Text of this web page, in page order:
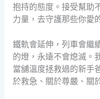
抱持的態度。接受幫助
力量，去守護那些你愛
鐵軌會延伸，列車會繼
的燈，永遠不會熄滅。
當舖溫度拯救過的新手
於救急、關於尊嚴、關